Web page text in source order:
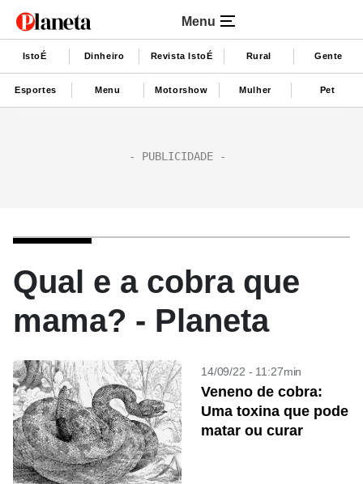
Menu
IstoÉ Dinheiro Revista IstoÉ Rural Gente
Esportes Menu Motorshow Mulher Pet
Qual e a cobra que
mama? - Planeta
14/09/22 - 11:27min
Veneno de cobra:
Uma toxina que pode
matar ou curar